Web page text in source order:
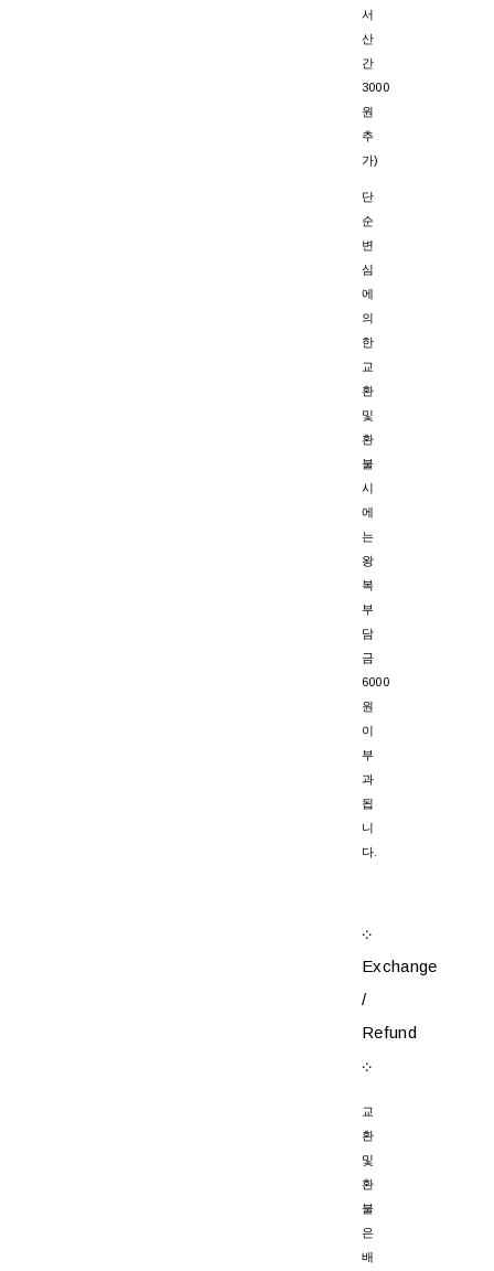
서
산
간
3000
원
추
가)
단
순
변
심
에
의
한
교
환
및
환
불
시
에
는
왕
복
부
담
금
6000
원
이
부
과
됩
니
다.
܀
Exchange
/
Refund
܀
교
환
및
환
불
은
배